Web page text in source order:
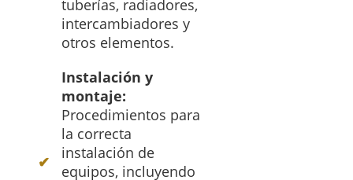
tuberías, radiadores,
intercambiadores y
otros elementos.
Instalación y
montaje:
Procedimientos para
la correcta
instalación de
equipos, incluyendo